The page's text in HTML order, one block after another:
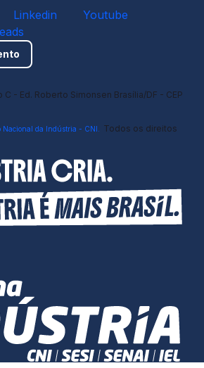
Linkedin
Youtube
C - Ed. Roberto Simonsen Brasília/DF - CEP
da Indústria - CNI.
Todos os direitos